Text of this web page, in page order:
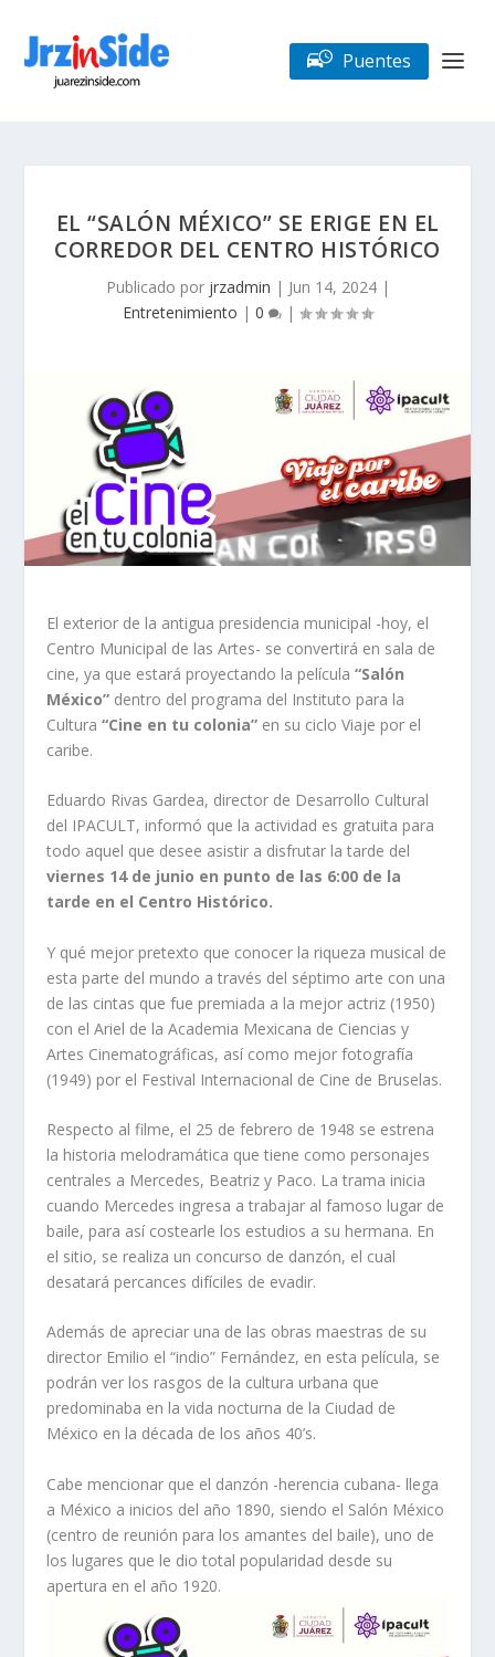
Puentes
EL “SALÓN MÉXICO” SE ERIGE EN EL
CORREDOR DEL CENTRO HISTÓRICO
Publicado por jrzadmin | Jun 14, 2024|
Entretenimiento | 0 |
El exterior de la antigua presidencia municipal -hoy, el
Centro Municipal de las Artes- se convertirá en sala de
cine, ya que estará proyectando la película“Salón
México” dentro del programa del Instituto para la
Cultura “Cine en tu colonia” en su ciclo Viaje por el
caribe.
Eduardo Rivas Gardea, director de Desarrollo Cultural
del IPACULT, informó que la actividad es gratuita para
todo aquel que desee asistir a disfrutar la tarde del
viernes 14 de junio en punto de las 6:00 de la
tarde en el Centro Histórico.
Y qué mejor pretexto que conocer la riqueza musical de
esta parte del mundo a través del séptimo arte con una
de las cintas que fue premiada a la mejor actriz (1950)
con el Ariel de la Academia Mexicana de Ciencias y
Artes Cinematográficas, así como mejor fotografía
(1949) por el Festival Internacional de Cine de Bruselas.
Respecto al filme, el 25 de febrero de 1948 se estrena
la historia melodramática que tiene como personajes
centrales a Mercedes, Beatriz y Paco. La trama inicia
cuando Mercedes ingresa a trabajar al famoso lugar de
baile, para así costearle los estudios a su hermana. En
el sitio, se realiza un concurso de danzón, el cual
desatará percances difíciles de evadir.
Además de apreciar una de las obras maestras de su
director Emilio el “indio” Fernández, en esta película, se
podrán ver los rasgos de la cultura urbana que
predominaba en la vida nocturna de la Ciudad de
México en la década de los años 40’s.
Cabe mencionar que el danzón -herencia cubana- llega
a México a inicios del año 1890, siendo el Salón México
(centro de reunión para los amantes del baile), uno de
los lugares que le dio total popularidad desde su
apertura en el año 1920.